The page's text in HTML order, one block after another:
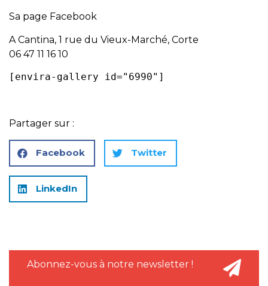
Sa page Facebook
A Cantina, 1 rue du Vieux-Marché, Corte
06 47 11 16 10
[envira-gallery id="6990"]
Partager sur :
Facebook Twitter
LinkedIn
Abonnez-vous à notre newsletter !